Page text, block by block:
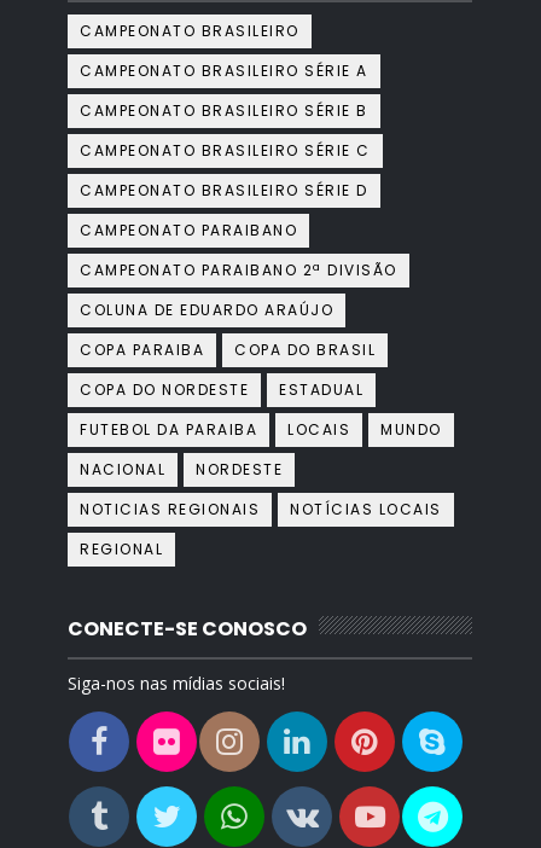
CAMPEONATO BRASILEIRO
CAMPEONATO BRASILEIRO SÉRIE A
CAMPEONATO BRASILEIRO SÉRIE B
CAMPEONATO BRASILEIRO SÉRIE C
CAMPEONATO BRASILEIRO SÉRIE D
CAMPEONATO PARAIBANO
CAMPEONATO PARAIBANO 2ª DIVISÃO
COLUNA DE EDUARDO ARAÚJO
COPA PARAIBA
COPA DO BRASIL
COPA DO NORDESTE
ESTADUAL
FUTEBOL DA PARAIBA
LOCAIS
MUNDO
NACIONAL
NORDESTE
NOTICIAS REGIONAIS
NOTÍCIAS LOCAIS
REGIONAL
CONECTE-SE CONOSCO
Siga-nos nas mídias sociais!